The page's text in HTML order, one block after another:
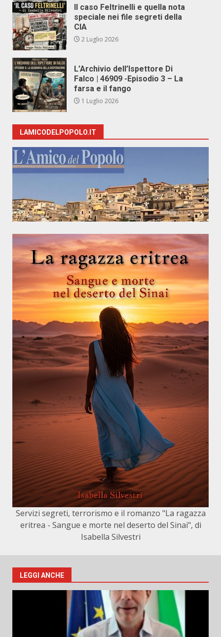
Il caso Feltrinelli e quella nota
speciale nei file segreti della
CIA
2 Luglio 2026
L’Archivio dell’Ispettore Di
Falco | 46909 -Episodio 3 – La
farsa e il fango
1 Luglio 2026
LAMICODELPOPOLO.IT
Servizi segreti, terrorismo e il romanzo "La ragazza
eritrea - Sangue e morte nel deserto del Sinai", di
Isabella Silvestri
LEGGI ANCHE